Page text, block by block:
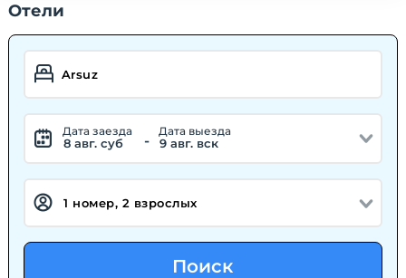
Отели
Дата заезда
8 авг. суб -
Дата выезда
9 авг. вск
Поиск